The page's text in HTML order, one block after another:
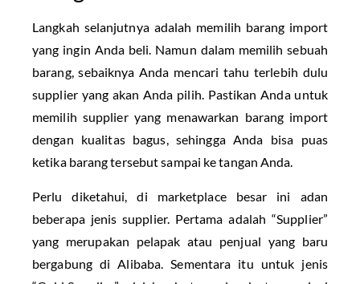
Langkah selanjutnya adalah memilih barang import
yang ingin Anda beli. Namun dalam memilih sebuah
barang, sebaiknya Anda mencari tahu terlebih dulu
supplier yang akan Anda pilih. Pastikan Anda untuk
memilih supplier yang menawarkan barang import
dengan kualitas bagus, sehingga Anda bisa puas
ketika barang tersebut sampai ke tangan Anda.
Perlu diketahui, di marketplace besar ini adan
beberapa jenis supplier. Pertama adalah “Supplier”
yang merupakan pelapak atau penjual yang baru
bergabung di Alibaba. Sementara itu untuk jenis